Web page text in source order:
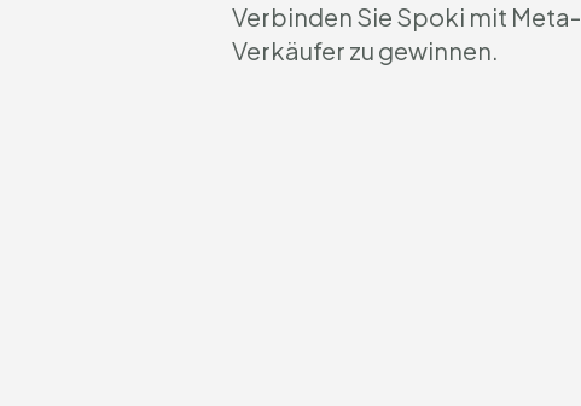
Verbinden Sie Spoki mit
Verkäufer zu gewinnen.